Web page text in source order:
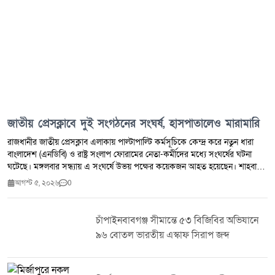
জাতীয় প্রেসক্লাবে দুই সংগঠনের সংঘর্ষ, হাসপাতালেও মারামারি
রাজধানীর জাতীয় প্রেসক্লাব এলাকায় পাল্টাপাল্টি কর্মসূচিকে কেন্দ্র করে নতুন ধারা
বাংলাদেশ (এনডিবি) ও রাষ্ট্র সংলাপ ফোরামের নেতা-কর্মীদের মধ্যে সংঘর্ষের ঘটনা
ঘটেছে। মঙ্গলবার সন্ধ্যায় এ সংঘর্ষে উভয় পক্ষের কয়েকজন আহত হয়েছেন। শাহবাগ
থানা-পুলিশ সূত্রে জানা যায়, গত শনিবার জুলাই গণ-অভ্যুত্থান ও শহীদদের নিয়ে কটূক্তি
এনডিবির কার্যালয়ে শান্তা ফারজানাকে মারধরের অভিযোগও রয়েছে। প্রত্যক্ষদর্শী ও
পুলিশ জানায়, ওই ঘটনার জেরে মঙ্গলবার সন্ধ্যায় জাতীয় প্রেসক্লাব এলাকায় দুই সংগঠন
আলাদা কর্মসূচি পালন করছিল। একপর্যায়ে উভয় পক্ষের নেতা-কর্মীরা মারামারিতে
ফারজানাসহ কয়েকজন আ ন ম আয়াসকে মারধর করছেন। একপর্যায়ে আয়াস মাটিতে
আগস্ট ৫, ২০২৬ 0
চাঁপাইনবাবগঞ্জ সীমান্তে ৫৩ বিজিবির অভিযানে
৯৬ বোতল ভারতীয় এস্কাফ সিরাপ জব্দ